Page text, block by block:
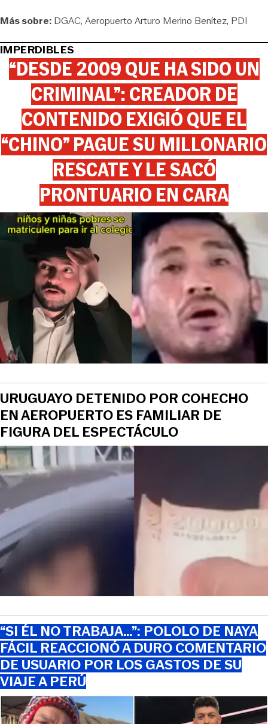
Más sobre: DGAC Aeropuerto Arturo Merino Benítez PDI
IMPERDIBLES
“DESDE 2009 QUE HA SIDO UN
CRIMINAL”: CREADOR DE
CONTENIDO EXIGIÓ QUE EL
“CHINO” PAGUE SU MILLONARIO
RESCATE Y LE SACÓ
PRONTUARIO EN CARA
URUGUAYO DETENIDO POR COHECHO
EN AEROPUERTO ES FAMILIAR DE
FIGURA DEL ESPECTÁCULO
“SI ÉL NO TRABAJA…”: POLOLO DE NAYA
FÁCIL REACCIONÓ A DURO COMENTARIO
DE USUARIO POR LOS GASTOS DE SU
VIAJE A PERÚ